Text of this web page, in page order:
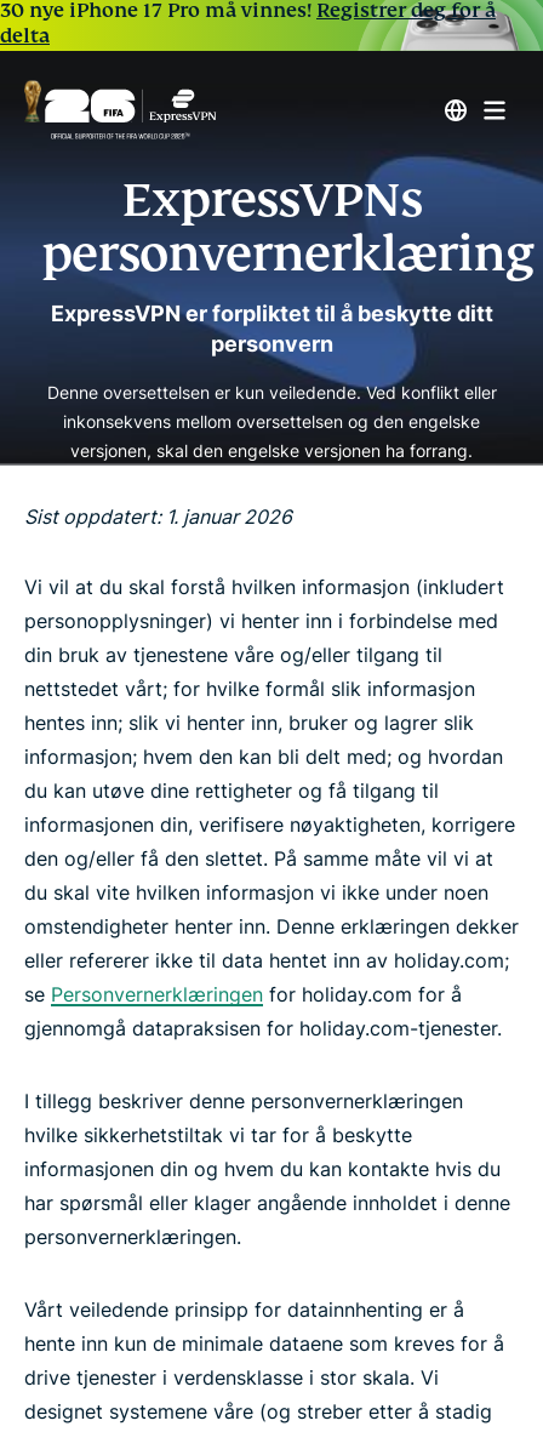
30 nye iPhone 17 Pro må vinnes! Registrer deg for å
delta
ExpressVPNs
personvernerklæring
ExpressVPN er forpliktet til å beskytte ditt
personvern
Denne oversettelsen er kun veiledende. Ved konflikt eller
inkonsekvens mellom oversettelsen og den engelske
versjonen, skal den engelske versjonen ha forrang.
Sist oppdatert: 1. januar 2026
Vi vil at du skal forstå hvilken informasjon (inkludert
personopplysninger) vi henter inn i forbindelse med
din bruk av tjenestene våre og/eller tilgang til
nettstedet vårt; for hvilke formål slik informasjon
hentes inn; slik vi henter inn, bruker og lagrer slik
informasjon; hvem den kan bli delt med; og hvordan
du kan utøve dine rettigheter og få tilgang til
informasjonen din, verifisere nøyaktigheten, korrigere
den og/eller få den slettet. På samme måte vil vi at
du skal vite hvilken informasjon vi ikke under noen
omstendigheter henter inn. Denne erklæringen dekker
eller refererer ikke til data hentet inn av holiday.com;
se Personvernerklæringen for holiday.com for å
gjennomgå datapraksisen for holiday.com-tjenester.
I tillegg beskriver denne personvernerklæringen
hvilke sikkerhetstiltak vi tar for å beskytte
informasjonen din og hvem du kan kontakte hvis du
har spørsmål eller klager angående innholdet i denne
personvernerklæringen.
Vårt veiledende prinsipp for datainnhenting er å
hente inn kun de minimale dataene som kreves for å
drive tjenester i verdensklasse i stor skala. Vi
designet systemene våre (og streber etter å stadig